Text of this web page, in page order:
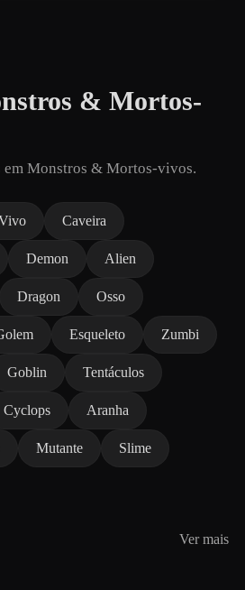
& Mortos-
em Monstros & Mortos-vivos.
Caveira
Demon Alien
Dragon Osso
Esqueleto Zumbi
Goblin Tentáculos
Cyclops Aranha
Mutante Slime
Ver mais